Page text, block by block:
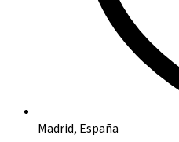
Madrid, España